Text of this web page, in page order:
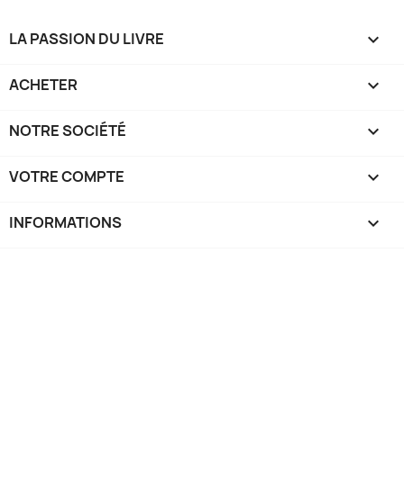
LA PASSION DU LIVRE 
ACHETER 
NOTRE SOCIÉTÉ 
VOTRE COMPTE 
INFORMATIONS keyboard_arrow_down